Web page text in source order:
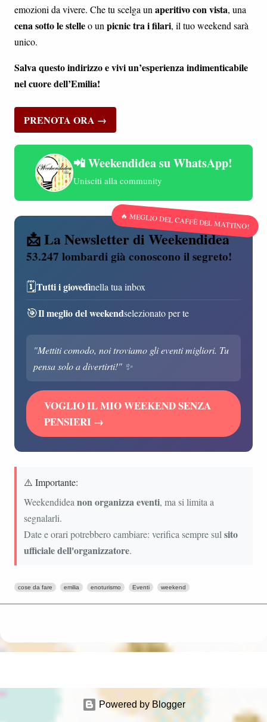
emozioni da vivere. Che tu scelga un aperitivo con vista, una
cena sotto le stelleo un picnic tra i filari, il tuo weekend sarà
unico.
Salva questo indirizzo e vivi un’esperienza indimenticabile
nel cuore dell’Emilia!
PRENOTA ORA →
📲 Weekendidea su WhatsApp!
Unisciti alla community
🔥 MEGLIO DEL CAFFÈ DEL MATTINO!
📩 La Newsletter di Weekendidea
53.247 lombardi già conoscono il segreto!
🗓️Tutti i giovedìnella tua inbox
🎯Il meglio del weekendselezionato per te
"Mettiti comodo, noi troviamo gli eventi migliori. Tu
pensa solo a divertirti!" ✨
VOGLIO IL MIO WEEKEND SENZA
PENSIERI →
⚠️ Importante:
Weekendidea non organizza eventi, ma si limita a
segnalarli.
Date e orari potrebbero cambiare: verifica sempre sul sito
ufficiale dell'organizzatore.
cose da fare emilia enoturismo Eventi weekend
Powered by Blogger